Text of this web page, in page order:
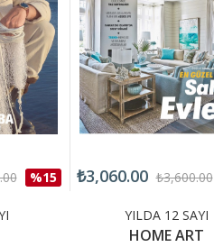
%15 ₺3,060.00 ₺3,600.00
YILDA 12 SAYI
HOME ART